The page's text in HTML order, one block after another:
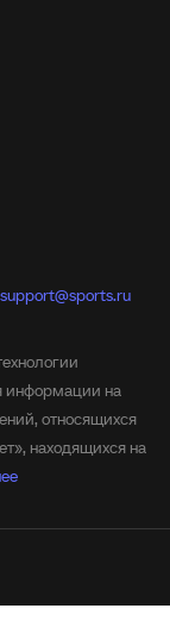
support@sports.ru
информации на
относящихся
находящихся на